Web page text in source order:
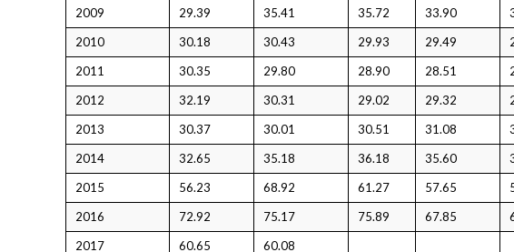
2009
29.39 35.41 35.72 33.90
2010
30.18 30.43 29.93 29.49
2011
30.35 29.80 28.90 28.51
2012
32.19 30.31 29.02 29.32
2013
30.37 30.01 30.51 31.08
2014
32.65 35.18 36.18 35.60
2015
56.23 68.92 61.27 57.65
2016
72.92 75.17 75.89 67.85
2017
60.65 60.08